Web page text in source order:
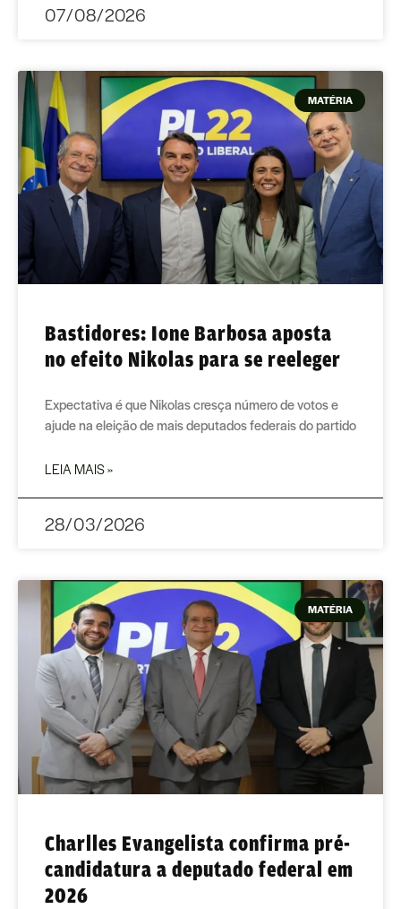
07/08/2026
MATÉRIA
Bastidores: Ione Barbosa aposta
no efeito Nikolas para se reeleger
Expectativa é que Nikolas cresça número de votos e
ajude na eleição de mais deputados federais do partido
LEIA MAIS »
28/03/2026
MATÉRIA
Charlles Evangelista confirma pré-
candidatura a deputado federal em
2026